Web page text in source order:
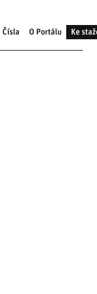
Čísla O Portálu Ke